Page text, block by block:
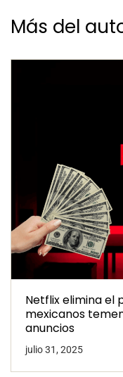
Más del
Netflix elimina el
mexicanos
anuncios
julio 31, 2025